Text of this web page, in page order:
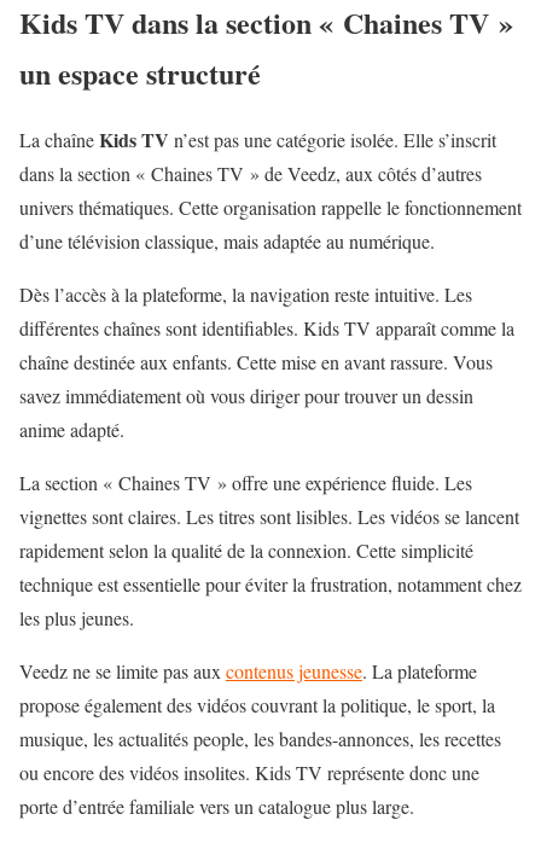
Kids TV dans la section « Chaines TV »
un espace structuré
La chaîneKids TV n’est pas une catégorie isolée. Elle s’inscrit
dans la section « Chaines TV » de Veedz, aux côtés d’autres
univers thématiques. Cette organisation rappelle le fonctionnement
d’une télévision classique, mais adaptée au numérique.
Dès l’accès à la plateforme, la navigation reste intuitive. Les
différentes chaînes sont identifiables. Kids TV apparaît comme la
chaîne destinée aux enfants. Cette mise en avant rassure. Vous
savez immédiatement où vous diriger pour trouver un dessin
anime adapté.
La section « Chaines TV » offre une expérience fluide. Les
vignettes sont claires. Les titres sont lisibles. Les vidéos se lancent
rapidement selon la qualité de la connexion. Cette simplicité
technique est essentielle pour éviter la frustration, notamment chez
les plus jeunes.
Veedz ne se limite pas aux contenus jeunesse. La plateforme
propose également des vidéos couvrant la politique, le sport, la
musique, les actualités people, les bandes-annonces, les recettes
ou encore des vidéos insolites. Kids TV représente donc une
porte d’entrée familiale vers un catalogue plus large.